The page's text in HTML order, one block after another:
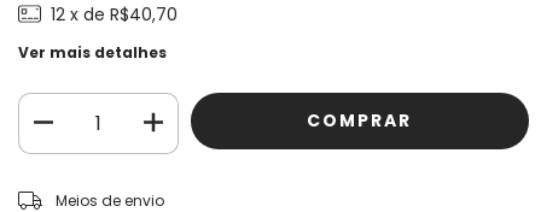
12 x de R$40,70
Ver mais detalhes
Entregas para o CEP:
Meios de envio